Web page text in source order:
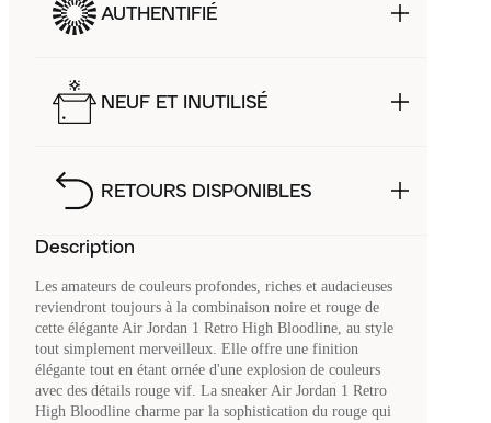
AUTHENTIFIÉ
NEUF ET INUTILISÉ
RETOURS DISPONIBLES
Description
Les amateurs de couleurs profondes, riches et audacieuses
reviendront toujours à la combinaison noire et rouge de
cette élégante Air Jordan 1 Retro High Bloodline, au style
tout simplement merveilleux. Elle offre une finition
élégante tout en étant ornée d'une explosion de couleurs
avec des détails rouge vif. La sneaker Air Jordan 1 Retro
High Bloodline charme par la sophistication du rouge qui